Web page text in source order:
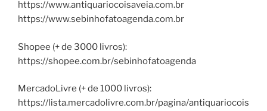
https://www.antiquariocoisaveia.com.br
https://www.sebinhofatoagenda.com.br
Shopee (+ de 3000 livros):
https://shopee.com.br/sebinhofatoagenda
MercadoLivre (+ de 1000 livros):
https://lista.mercadolivre.com.br/pagina/antiquariocois